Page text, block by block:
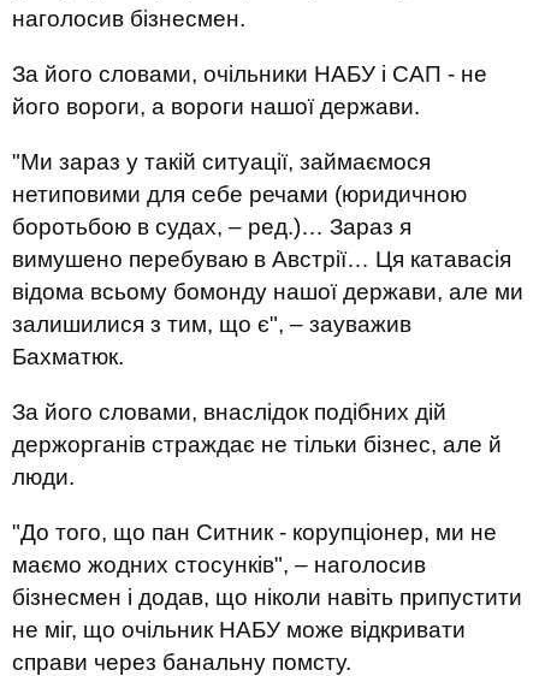
наголосив бізнесмен.
За його словами, очільники НАБУ і САП - не
його вороги, а вороги нашої держави.
"Ми зараз у такій ситуації, займаємося
нетиповими для себе речами (юридичною
боротьбою в судах, – ред.)… Зараз я
вимушено перебуваю в Австрії… Ця катавасія
відома всьому бомонду нашої держави, але ми
залишилися з тим, що є", – зауважив
Бахматюк.
За його словами, внаслідок подібних дій
держорганів страждає не тільки бізнес, але й
люди.
"До того, що пан Ситник - корупціонер, ми не
маємо жодних стосунків", – наголосив
бізнесмен і додав, що ніколи навіть припустити
не міг, що очільник НАБУ може відкривати
справи через банальну помсту.